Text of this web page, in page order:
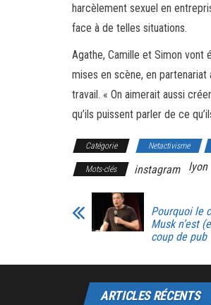
harcèlement sexuel en
face à de telles situations.
Agathe, Camille et Simon
mises en scène, en
travail. « On aimerait aussi
qu’ils puissent parler de ce
Catégorie Netactivisme
Mots-clés instagram lyon
Pourquoi le
Musk n’est
coup de pub
ARTICLES RÉCENTS